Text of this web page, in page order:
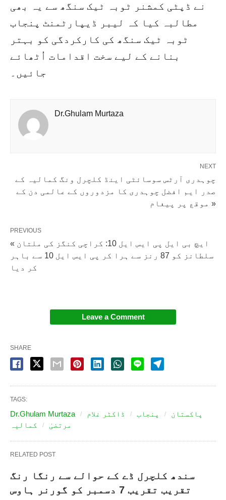
نے ڈپٹی کمشنر ٹوبہ ٹیک سنگھ سے یہ بھی
مطالبہ کیا کہ لیبر ڈیپارٹمنٹ پنجاب
ٹوبہ ٹیک سنگھ کی کارکردگی کو بہتر
بنانے کے لیے سخت اقدامات اُٹھائے
جائیں۔
Dr.Ghulam Murtaza
NEXT
چوہدری آرٹس سوسائٹی اینڈ کلچرل ونگ کمالیہ کے
صدر ایم افضل چوہدری کا مزدوروں کے عالمی دن کے
موقع پر پیغام »
PREVIOUS
« ایچ بی ایل پی ایس ایل 10: کراچی کنگز کی ملتان
سلطانز کو 87 رنز سے ہرا کر پی ایس ایل 10 سے باہر
کر دیا
Leave a Comment
SHARE
TAGS:
Dr.Ghulam Murtaza پاکستان پنجاب
ڈاکٹر غلام
مرتضیٰ
کمالیہ
RELATED POST
سندھ کلچرل ڈے کے حوالے سے رنگا رنگ
تقریب تقریب 7 دسمبر کو گورنر ہاوس